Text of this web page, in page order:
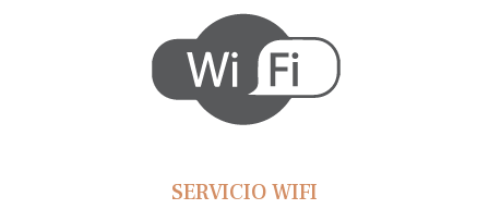
SERVICIO WIFI